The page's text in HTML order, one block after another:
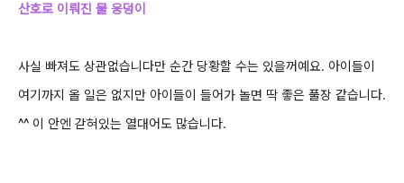
산호로 이뤄진 물 웅덩이
사실 빠져도 상관없습니다만 순간 당황할 수는 있을꺼예요. 아이들이
여기까지 올 일은 없지만 아이들이 들어가 놀면 딱 좋은 풀장 같습니다.
^^ 이 안엔 갇혀있는 열대어도 많습니다.